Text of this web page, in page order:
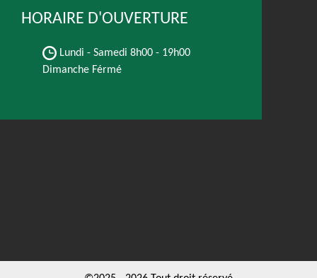
HORAIRE D'OUVERTURE
Lundi - Samedi 8h00 - 19h00
Dimanche Férmé